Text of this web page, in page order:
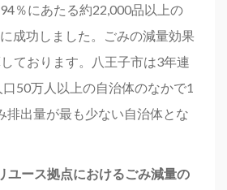
％にあたる約22,000品以上の
成功しました。ごみの減量効果
ております。八王子市は3年連
50万人以上の自治体のなかで1
排出量が最も少ない自治体とな
ユース拠点におけるごみ減量の